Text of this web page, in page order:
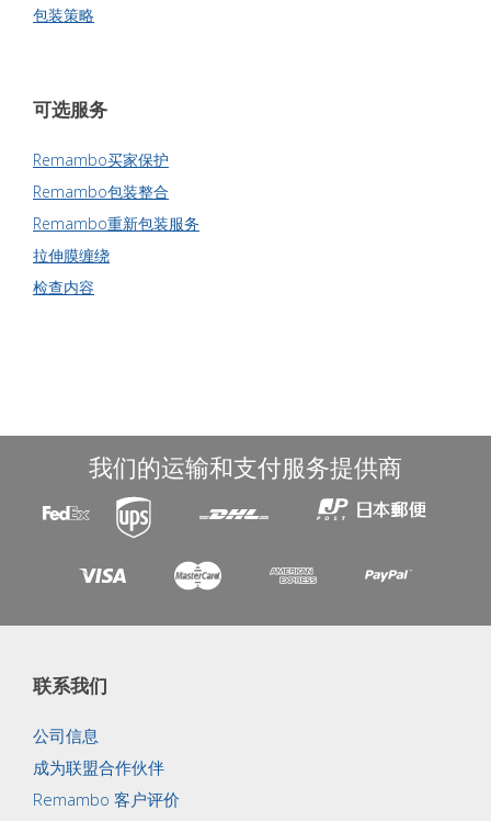
包装策略
可选服务
Remambo买家保护
Remambo包装整合
Remambo重新包装服务
拉伸膜缠绕
检查内容
我们的运输和支付服务提供商
联系我们
公司信息
成为联盟合作伙伴
Remambo 客户评价